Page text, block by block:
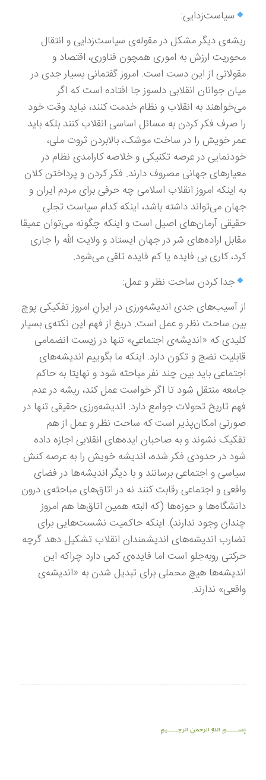
سیاست‌زدایی:
ریشه‌ی دیگر مشکل در مقوله‌ی سیاست‌زدایی و انتقال
محوریت ارزش به اموری همچون فناوری، اقتصاد و
مقولاتی از این دست است. امروز گفتمانی بسیار جدی در
میان جوانان انقلابی دلسوز جا افتاده است که اگر
می‌خواهند به انقلاب و نظام خدمت کنند، نباید وقت خود
را صرف فکر کردن به مسائل اساسی انقلاب کنند بلکه باید
عمر خویش را در ساخت موشک، بالابردن ثروت ملی،
خودنمایی در عرصه تکنیکی و خلاصه کارامدی نظام در
معیارهای جهانی مصروف دارند. فکر کردن و پرداختن کلان
به اینکه امروز انقلاب اسلامی چه حرفی برای مردم ایران و
جهان می‌تواند داشته باشد، اینکه کدام سیاست تجلی
حقیقی آرمان‌های اصیل است و اینکه چگونه می‌توان عمیقا
مقابل اراده‌های شر در جهان ایستاد و ولایت الله را جاری
کرد، کاری بی فایده یا کم فایده تلقی می‌شود.
جدا کردن ساحت نظر و عمل:
از آسیب‌های جدی اندیشه‌ورزی در ایرانِ امروز تفکیکی پوچ
بین ساحت نظر و عمل است. دریغ از فهم این نکته‌ی بسیار
کلیدی که «اندیشه‌ی اجتماعی» تنها در زیست انضمامی
قابلیت نضج و تکون دارد. اینکه ما بگوییم اندیشه‌های
اجتماعی باید بین چند نفر مباحثه شود و نهایتا به حاکم
جامعه منتقل شود تا اگر خواست عمل کند، ریشه در عدم
فهم تاریخ تحولات جوامع دارد. اندیشه‌ورزی حقیقی تنها در
صورتی امکان‌پذیر است که ساحت نظر و عمل از هم
تفکیک نشوند و به صاحبان ایده‌های انقلابی اجازه داده
شود در حدودی فکر شده، اندیشه خویش را به عرصه کنش
سیاسی و اجتماعی برسانند و با دیگر اندیشه‌ها در فضای
واقعی و اجتماعی رقابت کنند نه در اتاق‌های مباحثه‌ی درون
دانشگاه‌ها و حوزه‌ها (که البته همین اتاق‌ها هم امروز
چندان وجود ندارند). اینکه حاکمیت نشست‌هایی برای
تضارب اندیشه‌های اندیشمندان انقلاب تشکیل دهد گرچه
حرکتی روبه‌جلو است اما فایده‌ی کمی دارد چراکه این
اندیشه‌ها هیچ محملی برای تبدیل شدن به «اندیشه‌ی
واقعی» ندارند.
﷽